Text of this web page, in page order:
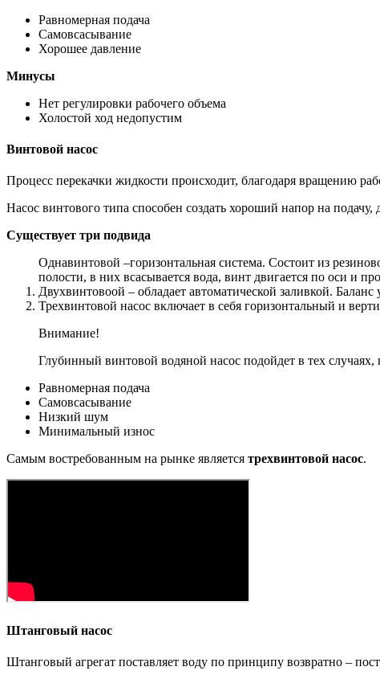
Равномерная подача
Самовсасывание
Хорошее давление
Минусы
Нет регулировки рабочего объема
Холостой ход недопустим
Винтовой насос
Процесс перекачки жидкости происходит, благодаря вращению
Насос винтового типа способен создать хороший напор на
Существует три подвида
Однавинтовой –горизонтальная система. Состоит из
полости, в них всасывается вода, винт двигается по оси и
Двухвинтовоой – обладает автоматической заливкой.
Трехвинтовой насос включает в себя горизонтальный и
Внимание!
Глубинный винтовой водяной насос подойдет в тех
Равномерная подача
Самовсасывание
Низкий шум
Минимальный износ
Самым востребованным на рынке является трехвинтовой насос.
Штанговый насос
Штанговый агрегат поставляет воду по принципу возвратно –